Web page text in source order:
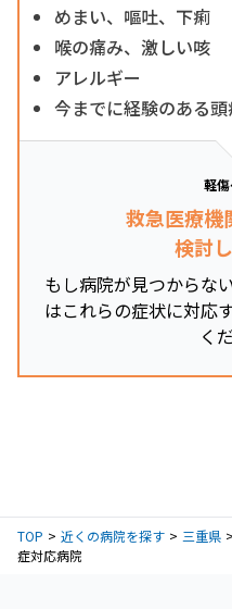
めまい、嘔吐、下痢
喉の痛み、激しい咳
アレルギー
今までに経験のある
軽
救急医療機
検討
もし病院が見つからな
はこれらの症状に対応
く
TOP 近くの病院を探す 三重県
症対応病院